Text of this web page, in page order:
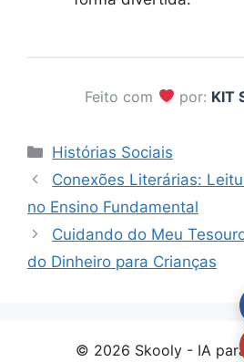
Feito com por: KIT
Categorias
Histórias Sociais
Conexões Literárias:
no Ensino Fundamental
Cuidando do Meu
do Dinheiro para Crianças
© 2026 Skooly - IA